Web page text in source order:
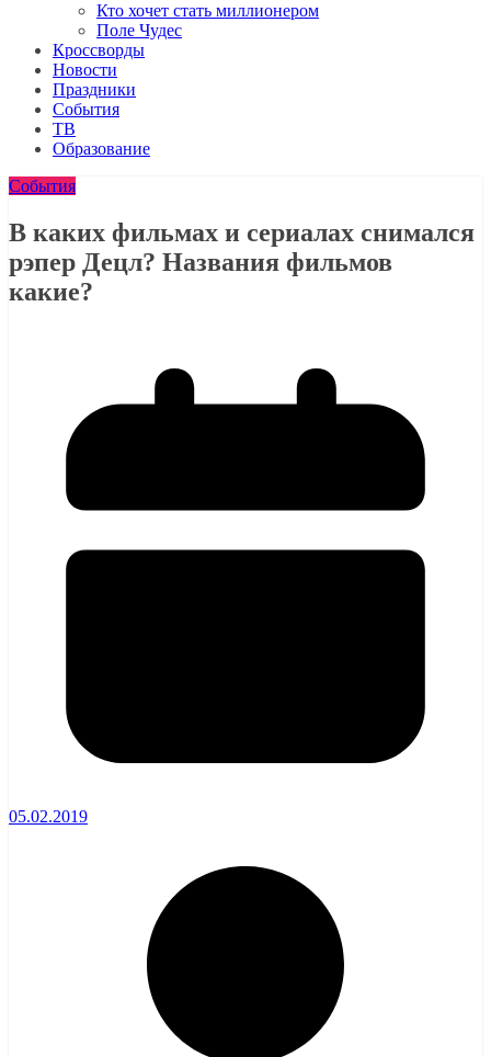
Кто хочет стать миллионером
Поле Чудес
Кроссворды
Новости
Праздники
События
ТВ
Образование
События
В каких фильмах и сериалах снимался
рэпер Децл? Названия фильмов
какие?
05.02.2019